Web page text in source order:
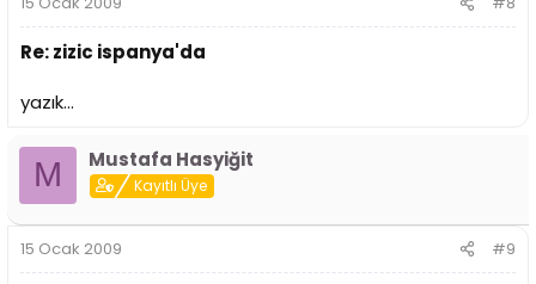
Re: zizic ispanya'da
yazık...
M Mustafa Hasyiğit
Kayıtlı Üye
15 Ocak 2009 #9